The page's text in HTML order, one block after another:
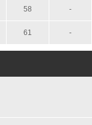
58 -
61 -